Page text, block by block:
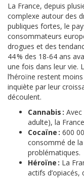
La France, depuis
complexe autour des
publiques fortes, le
consommateurs
drogues et des
44 % des 18-64 ans
une fois dans leur vie.
l’héroïne restent
inquiète par leur
découlent.
Cannabis :
adulte), la
Cocaïne : 600
consommé de
problématiques.
Héroïne : La
actifs d’opiacés,